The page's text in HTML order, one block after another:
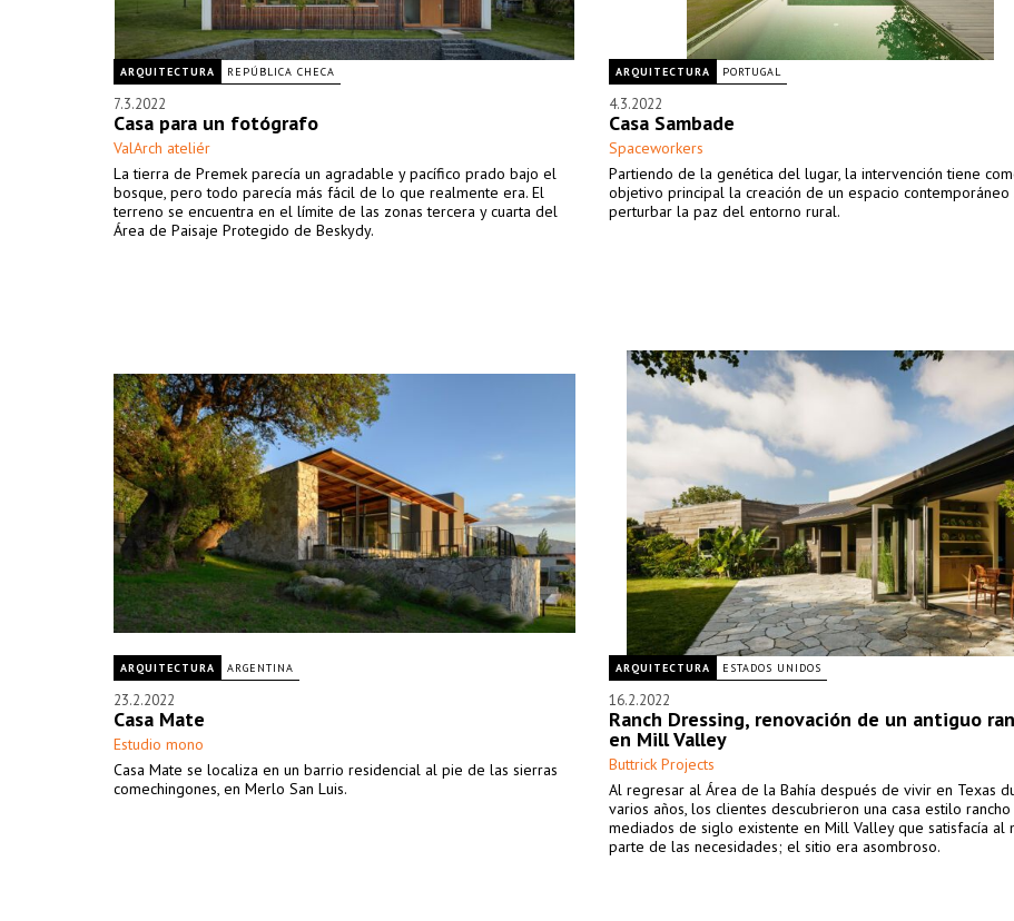
ARQUITECTURA REPÚBLICA CHECA
7.3.2022
Casa para un fotógrafo
ValArch ateliér
La tierra de Premek parecía un agradable y pacífico prado bajo el
bosque, pero todo parecía más fácil de lo que realmente era. El
terreno se encuentra en el límite de las zonas tercera y cuarta del
Área de Paisaje Protegido de Beskydy.
ARQUITECTURA PORTUGAL
4.3.2022
Casa Sambade
Spaceworkers
Partiendo de la genética del lugar, la intervención tiene
objetivo principal la creación de un espacio contemporáneo
perturbar la paz del entorno rural.
ARQUITECTURA ARGENTINA
23.2.2022
Casa Mate
Estudio mono
Casa Mate se localiza en un barrio residencial al pie de las sierras
comechingones, en Merlo San Luis.
ARQUITECTURA ESTADOS UNIDOS
16.2.2022
Ranch Dressing, renovación de un antiguo
en Mill Valley
Buttrick Projects
Al regresar al Área de la Bahía después de vivir en Texas
varios años, los clientes descubrieron una casa estilo
mediados de siglo existente en Mill Valley que satisfacía al
parte de las necesidades; el sitio era asombroso.